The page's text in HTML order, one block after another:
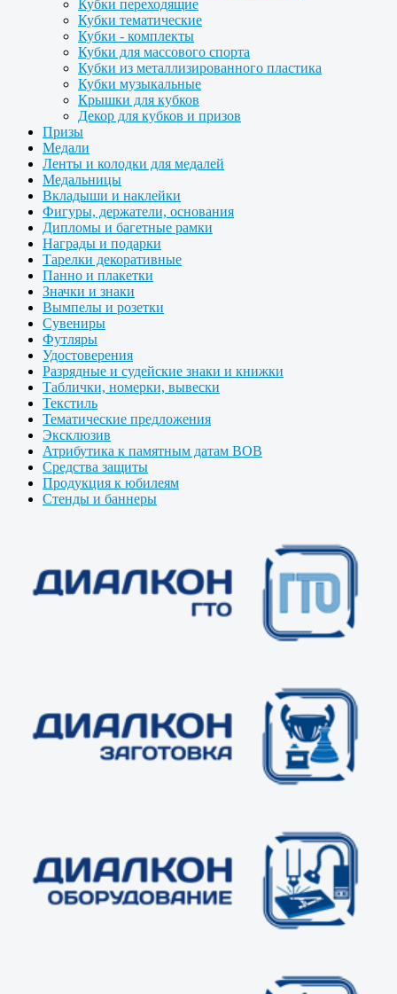
Кубки переходящие
Кубки тематические
Кубки - комплекты
Кубки для массового спорта
Кубки из металлизированного пластика
Кубки музыкальные
Крышки для кубков
Декор для кубков и призов
Призы
Медали
Ленты и колодки для медалей
Медальницы
Вкладыши и наклейки
Фигуры, держатели, основания
Дипломы и багетные рамки
Награды и подарки
Тарелки декоративные
Панно и плакетки
Значки и знаки
Вымпелы и розетки
Сувениры
Футляры
Удостоверения
Разрядные и судейские знаки и книжки
Таблички, номерки, вывески
Текстиль
Тематические предложения
Эксклюзив
Атрибутика к памятным датам ВОВ
Средства защиты
Продукция к юбилеям
Стенды и баннеры